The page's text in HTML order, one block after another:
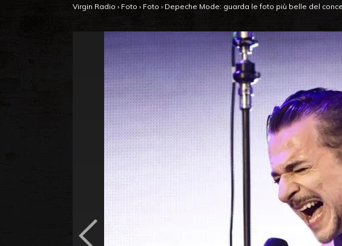
Virgin Radio › Foto › Foto › Depeche Mode: guarda le foto più belle del